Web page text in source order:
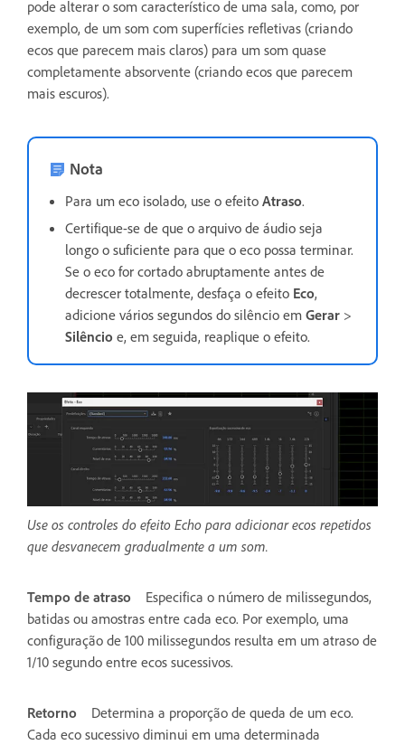
pode alterar o som característico de uma sala, como, por
exemplo, de um som com superfícies refletivas (criando
ecos que parecem mais claros) para um som quase
completamente absorvente (criando ecos que parecem
mais escuros).
Nota
Para um eco isolado, use o efeito Atraso.
Certifique-se de que o arquivo de áudio seja
longo o suficiente para que o eco possa terminar.
Se o eco for cortado abruptamente antes de
decrescer totalmente, desfaça o efeito Eco,
adicione vários segundos do silêncio em Gerar >
Silêncio e, em seguida, reaplique o efeito.
Use os controles do efeito Echo para adicionar ecos repetidos
que desvanecem gradualmente a um som.
Tempo de atraso
Especifica o número de milissegundos,
batidas ou amostras entre cada eco. Por exemplo, uma
configuração de 100 milissegundos resulta em um atraso de
1/10 segundo entre ecos sucessivos.
Retorno
Determina a proporção de queda de um eco.
Cada eco sucessivo diminui em uma determinada